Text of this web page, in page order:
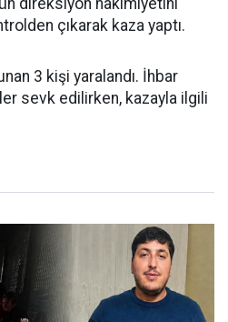
direksiyon hakimiyetini
çıkarak kaza yaptı.
3 kişi yaralandı. İhbar
sevk edilirken, kazayla ilgili